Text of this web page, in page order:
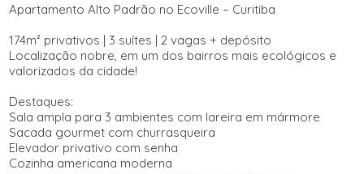
Apartamento Alto Padrão no Ecoville – Curitiba
174m² privativos | 3 suítes | 2 vagas + depósito
Localização nobre, em um dos bairros mais ecológicos e
valorizados da cidade!
Destaques:
Sala ampla para 3 ambientes com lareira em mármore
Sacada gourmet com churrasqueira
Elevador privativo com senha
Cozinha americana moderna